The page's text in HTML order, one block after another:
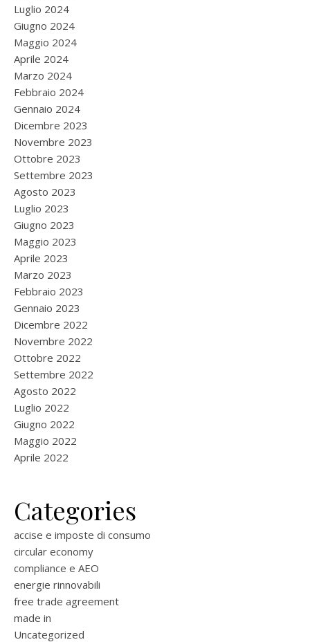
Luglio 2024
Giugno 2024
Maggio 2024
Aprile 2024
Marzo 2024
Febbraio 2024
Gennaio 2024
Dicembre 2023
Novembre 2023
Ottobre 2023
Settembre 2023
Agosto 2023
Luglio 2023
Giugno 2023
Maggio 2023
Aprile 2023
Marzo 2023
Febbraio 2023
Gennaio 2023
Dicembre 2022
Novembre 2022
Ottobre 2022
Settembre 2022
Agosto 2022
Luglio 2022
Giugno 2022
Maggio 2022
Aprile 2022
Categories
accise e imposte di consumo
circular economy
compliance e AEO
energie rinnovabili
free trade agreement
made in
Uncategorized